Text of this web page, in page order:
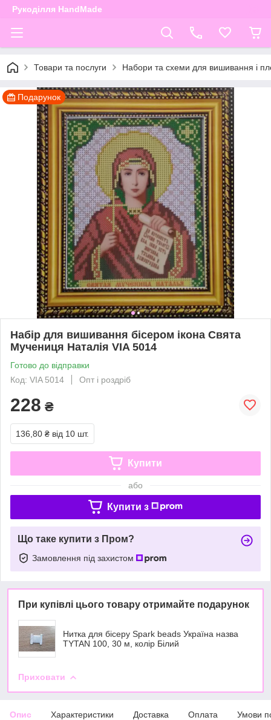
Рукоділля HandMade
Товари та послуги Набори та схеми для вишивання і
Подарунок
Набір для вишивання бісером ікона Свята
Мучениця Наталія VIA 5014
Готово до відправки
Код: VIA 5014
Опт і роздріб
228 ₴
136,80 ₴ від 10 шт.
Купити
або
Купити з
Що таке купити з Пром?
Замовлення під захистом
При купівлі цього товару отримайте подарунок
Нитка для бісеру Spark beads Україна назва
TYTAN 100, 30 м, колір Білий
Приховати
Опис Характеристики Доставка Оплата Умови